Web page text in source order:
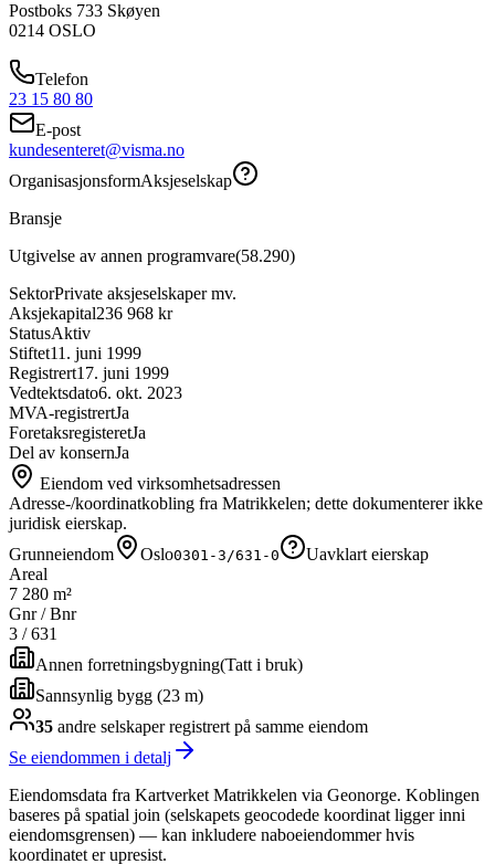
Postboks 733 Skøyen
0214 OSLO
Telefon
23 15 80 80
E-post
kundesenteret@visma.no
OrganisasjonsformAksjeselskap
Bransje
Utgivelse av annen programvare(58.290)
SektorPrivate aksjeselskaper mv.
Aksjekapital236 968 kr
StatusAktiv
Stiftet11. juni 1999
Registrert17. juni 1999
Vedtektsdato6. okt. 2023
MVA-registrertJa
ForetaksregisteretJa
Del av konsernJa
Eiendom ved virksomhetsadressen
Adresse-/koordinatkobling fra Matrikkelen; dette dokumenterer ikke
juridisk eierskap.
Grunneiendom
Oslo0301-3/631-0
Uavklart eierskap
Areal
7 280 m²
Gnr / Bnr
3 /631
Annen forretningsbygning(Tatt i bruk)
Sannsynlig bygg (23 m)
35 andre selskaperregistrert på samme eiendom
Se eiendommen i detalj
Eiendomsdata fra Kartverket Matrikkelen via Geonorge. Koblingen
baseres på spatial join (selskapets geocodede koordinat ligger inni
eiendomsgrensen) — kan inkludere naboeiendommer hvis
koordinatet er upresist.